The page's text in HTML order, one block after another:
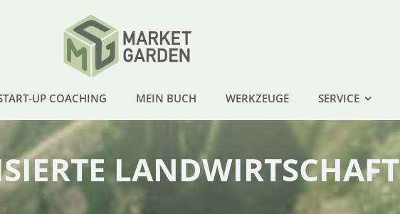
UP COACHING MEIN BUCH WERKZEUGE SERVICE
LANDWIRTSCHAFT